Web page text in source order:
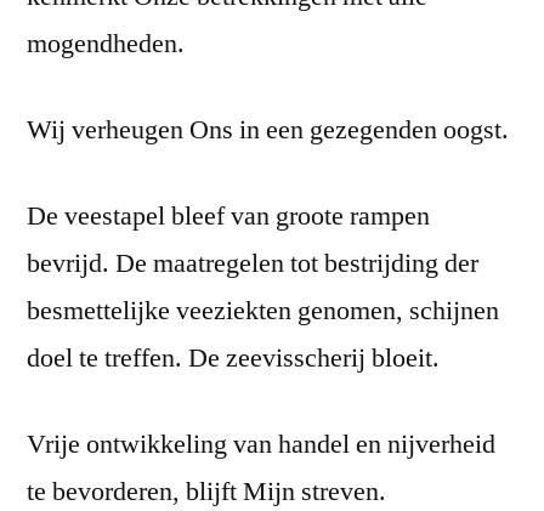
mogendheden.
Wij verheugen Ons in een gezegenden oogst.
De veestapel bleef van groote rampen
bevrijd. De maatregelen tot bestrijding der
besmettelijke veeziekten genomen, schijnen
doel te treffen. De zeevisscherij bloeit.
Vrije ontwikkeling van handel en nijverheid
te bevorderen, blijft Mijn streven.